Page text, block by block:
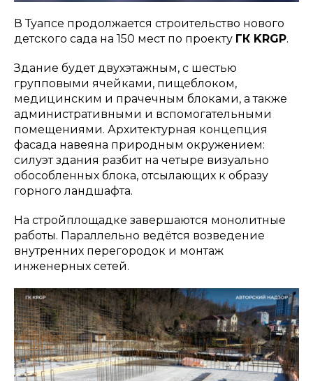
В Туапсе продолжается строительство нового
детского сада на 150 мест по проекту ГК KRGP.
Здание будет двухэтажным, с шестью
групповыми ячейками, пищеблоком,
медицинским и прачечным блоками, а также
административными и вспомогательными
помещениями. Архитектурная концепция
фасада навеяна природным окружением:
силуэт здания разбит на четыре визуально
обособленных блока, отсылающих к образу
горного ландшафта.
На стройплощадке завершаются монолитные
работы. Параллельно ведётся возведение
внутренних перегородок и монтаж
инженерных сетей.